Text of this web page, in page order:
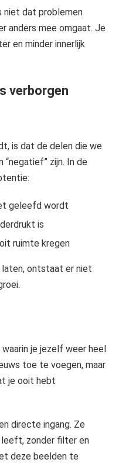
dat problemen
anders mee omgaat. Je
en minder innerlijk
verborgen
is dat de delen die we
“negatief” zijn. In de
geleefd wordt
is
ruimte kregen
ontstaat er niet
je jezelf weer heel
toe te voegen, maar
je ooit hebt
directe ingang. Ze
leeft, zonder filter en
deze beelden te